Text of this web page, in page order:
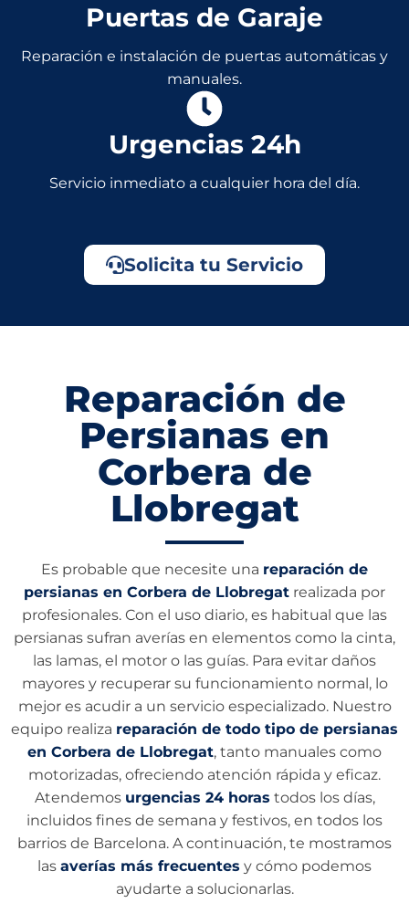
Puertas de Garaje
Reparación e instalación de puertas automáticas y
manuales.
Urgencias 24h
Servicio inmediato a cualquier hora del día.
Solicita tu Servicio
Reparación de
Persianas en
Corbera de
Llobregat
Es probable que necesite una reparación de
persianas en Corbera de Llobregat realizada por
profesionales. Con el uso diario, es habitual que las
persianas sufran averías en elementos como la cinta,
las lamas, el motor o las guías. Para evitar daños
mayores y recuperar su funcionamiento normal, lo
mejor es acudir a un servicio especializado. Nuestro
equipo realiza reparación de todo tipo de persianas
en Corbera de Llobregat, tanto manuales como
motorizadas, ofreciendo atención rápida y eficaz.
Atendemos urgencias 24 horas todos los días,
incluidos fines de semana y festivos, en todos los
barrios de Barcelona. A continuación, te mostramos
las averías más frecuentes y cómo podemos
ayudarte a solucionarlas.